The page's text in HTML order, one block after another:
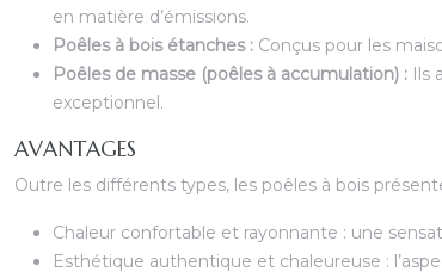
en matière d’émissions.
Poêles à bois étanches : Conçus pour les
Poêles de masse (poêles à accumulation) : Ils
exceptionnel.
AVANTAGES
Outre les différents types, les poêles à bois
Chaleur confortable et rayonnante : une
Esthétique authentique et chaleureuse :